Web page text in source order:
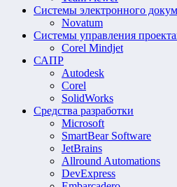
Системы электронного
Novatum
Системы управления
Corel Mindjet
САПР
Autodesk
Corel
SolidWorks
Средства разработки
Microsoft
SmartBear Software
JetBrains
Allround Automations
DevExpress